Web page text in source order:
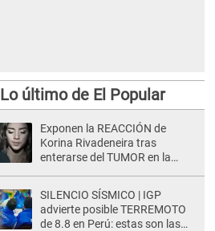
Lo último de El Popular
Exponen la REACCIÓN de
Korina Rivadeneira tras
enterarse del TUMOR en la
estaba muy..."
SILENCIO SÍSMICO | IGP
advierte posible TERREMOTO
de 8.8 en Perú: estas son las